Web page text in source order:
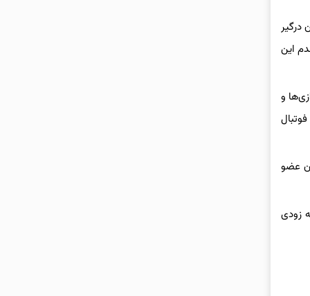
درگیر
سال کار داوری متوجه شدم این
و
عضو
زودی